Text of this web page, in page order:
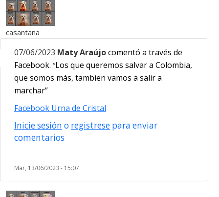
casantana
07/06/2023 Maty Araújocomentó a través de
Facebook. “Los que queremos salvar a Colombia,
que somos más, tambien vamos a salir a
marchar”
Facebook Urna de Cristal
Inicie sesión o registrese para enviar
comentarios
Mar, 13/06/2023 - 15:07